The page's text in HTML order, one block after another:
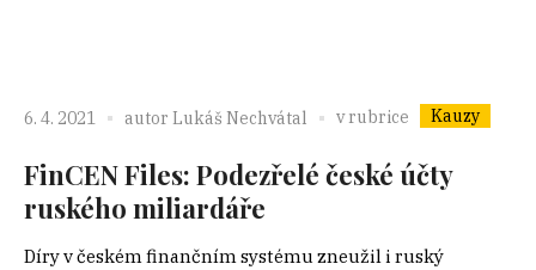
6. 4. 2021 autor Lukáš Nechvátal v rubrice Kauzy
FinCEN Files: Podezřelé české účty
ruského miliardáře
Díry v českém finančním systému zneužil i ruský